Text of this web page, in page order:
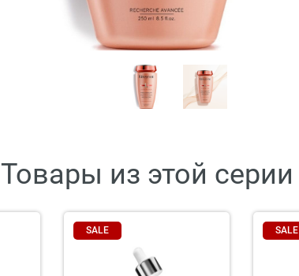
Товары из этой серии
SALE SALE